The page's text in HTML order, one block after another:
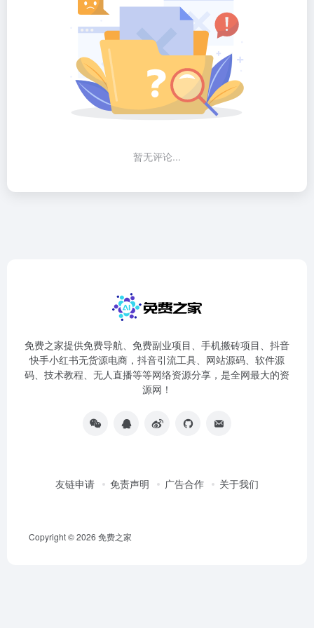
暂无评论...
免费之家提供免费导航、免费副业项目、手机搬砖项目、抖音
快手小红书无货源电商，抖音引流工具、网站源码、软件源
码、技术教程、无人直播等等网络资源分享，是全网最大的资
源网！
友链申请 免责声明 广告合作 关于我们
Copyright © 2026 免费之家